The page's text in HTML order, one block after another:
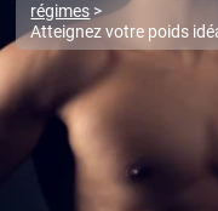
Termes de recherche
”Protein Powder“
”Overnight Oats“
”Vegan protein“
régimes